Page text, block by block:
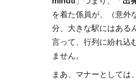
を着た係員が、（意外
分、大きな駅にはある
言って、行列に紛れ込
ません。
まあ、マナーとして